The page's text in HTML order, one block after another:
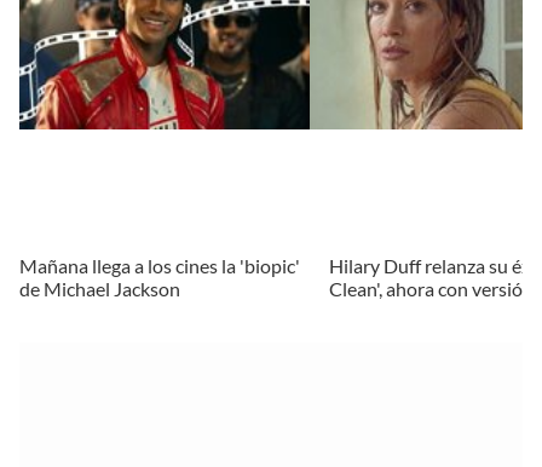
Mañana llega a los cines la 'biopic'
de Michael Jackson
Hilary Duff relanza su
Clean', ahora con versión